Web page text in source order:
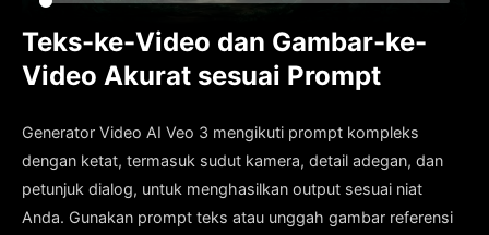
Teks-ke-Video dan Gambar-ke-
Video Akurat sesuai Prompt
Generator Video AI Veo 3 mengikuti prompt kompleks
dengan ketat, termasuk sudut kamera, detail adegan, dan
petunjuk dialog, untuk menghasilkan output sesuai niat
Anda. Gunakan prompt teks atau unggah gambar referensi